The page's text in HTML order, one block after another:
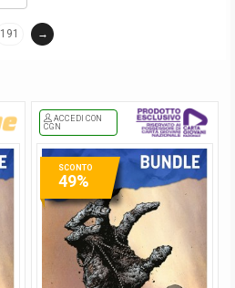
191 →
ACCEDI CON
CGN
SCONTO
49%